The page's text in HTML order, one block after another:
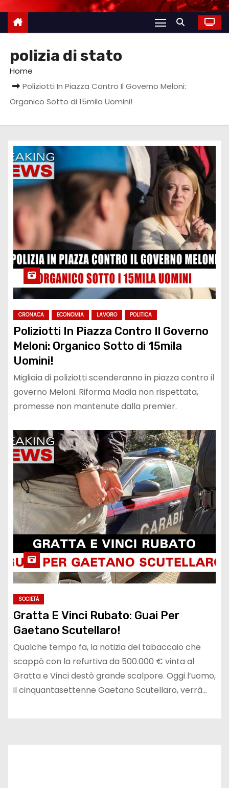
polizia di stato
Home
Poliziotti In Piazza Contro Il Governo Meloni:
Organico Sotto di 15mila Uomini!
CRONACA ECONOMIA LAVORO POLITICA
Poliziotti In Piazza Contro Il Governo
Meloni: Organico Sotto di 15mila
Uomini!
Migliaia di poliziotti scenderanno in piazza contro il
governo Meloni. Riforma Madia non rispettata,
promesse non mantenute dalla premier.
SOCIETÀ
Gratta E Vinci Rubato: Guai Per
Gaetano Scutellaro!
Qualche tempo fa, la notizia del tabaccaio che
scappò con la refurtiva da 500.000 € vinta al
Gratta e Vinci destò grande scalpore. Oggi l’uomo,
il cinquantasettenne Gaetano Scutellaro, verrà…